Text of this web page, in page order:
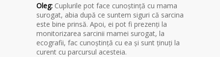
Oleg: Cuplurile pot face cunoștință cu mama
surogat, abia după ce suntem siguri că sarcina
este bine prinsă. Apoi, ei pot fi prezenți la
monitorizarea sarcinii mamei surogat, la
ecografii, fac cunoștință cu ea și sunt ținuți la
curent cu parcursul acesteia.